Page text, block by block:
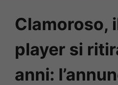
Clamoroso,
player si
anni: